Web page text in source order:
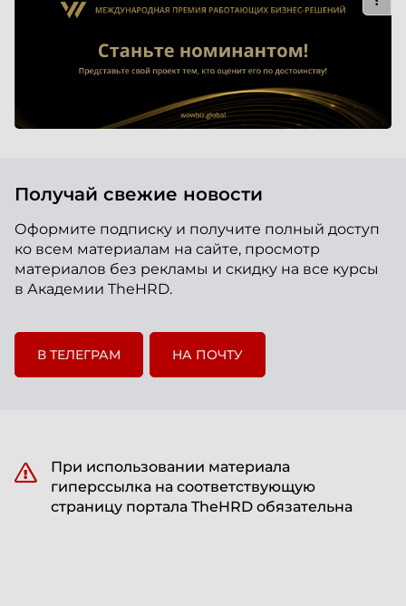
Получай свежие новости
Оформите подписку и получите полный доступ
ко всем материалам на сайте, просмотр
материалов без рекламы и скидку на все курсы
в Академии TheHRD.
В ТЕЛЕГРАМ НА ПОЧТУ
При использовании материала
гиперссылка на соответствующую
страницу портала TheHRD обязательна